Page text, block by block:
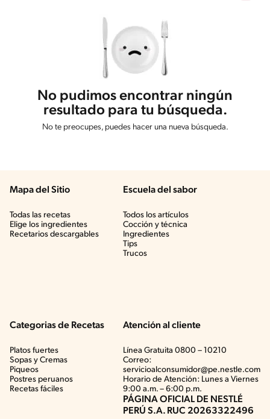
No pudimos encontrar ningún
resultado para tu búsqueda.
No te preocupes, puedes hacer una nueva búsqueda.
Mapa del Sitio
Todas las recetas
Elige los ingredientes
Recetarios descargables
Escuela del sabor
Todos los artículos
Cocción y técnica
Ingredientes
Tips
Trucos
Categorias de Recetas
Platos fuertes
Sopas y Cremas
Piqueos
Postres peruanos
Recetas fáciles
Atención al cliente
Línea Gratuita 0800 – 10210
Correo:
servicioalconsumidor@pe.nestle.com
Horario de Atención: Lunes a Viernes
9:00 a.m. – 6:00 p.m.
PÁGINA OFICIAL DE NESTLÉ
PERÚ S.A. RUC 20263322496